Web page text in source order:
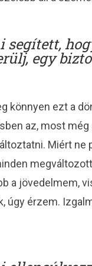
segített,
egy
könnyen ezt a
az, most
Miért ne
a jövedelmem,
úgy érzem.